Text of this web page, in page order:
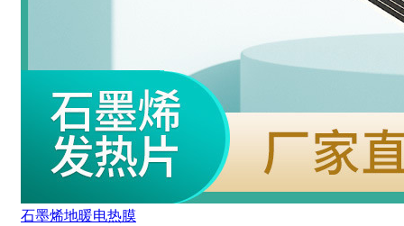
石墨烯地暖电热膜